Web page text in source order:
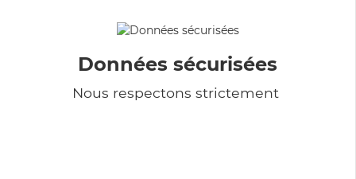
Données sécurisées
Nous respectons strictement